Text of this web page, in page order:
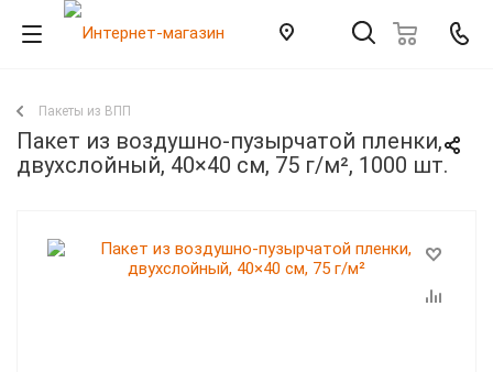
Пакеты из ВПП
Пакет из воздушно-пузырчатой пленки,
двухслойный, 40×40 см, 75 г/м², 1000 шт.